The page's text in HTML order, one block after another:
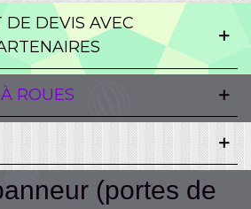
DE DEVIS AVEC
ROUES
(portes de